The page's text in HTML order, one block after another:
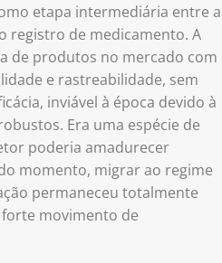
etapa intermediária entre a
registro de medicamento. A
de produtos no mercado com
e rastreabilidade, sem
inviável à época devido à
Era uma espécie de
poderia amadurecer
momento, migrar ao regime
permaneceu totalmente
movimento de